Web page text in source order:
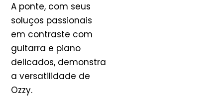
A ponte, com seus
soluços passionais
em contraste com
guitarra e piano
delicados, demonstra
a versatilidade de
Ozzy.